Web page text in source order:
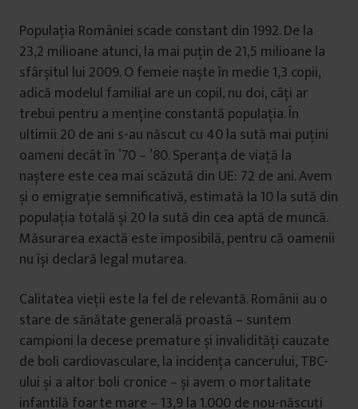
Populația României scade constant din 1992. De la
23,2 milioane atunci, la mai puțin de 21,5 milioane la
sfârșitul lui 2009. O femeie naște în medie 1,3 copii,
adică modelul familial are un copil, nu doi, câți ar
trebui pentru a menține constantă populația. În
ultimii 20 de ani s-au născut cu 40 la sută mai puțini
oameni decât în ’70 – ’80. Speranța de viață la
naștere este cea mai scăzută din UE: 72 de ani. Avem
și o emigrație semnificativă, estimată la 10 la sută din
populația totală și 20 la sută din cea aptă de muncă.
Măsurarea exactă este imposibilă, pentru că oamenii
nu își declară legal mutarea.
Calitatea vieții este la fel de relevantă. Românii au o
stare de sănătate generală proastă – suntem
campioni la decese premature și invalidități cauzate
de boli cardiovasculare, la incidența cancerului, TBC-
ului și a altor boli cronice – și avem o mortalitate
infantilă foarte mare – 13,9 la 1.000 de nou-născuți